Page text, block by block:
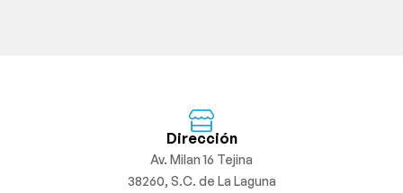
Dirección
Av. Milan 16 Tejina
38260, S.C. de La Laguna